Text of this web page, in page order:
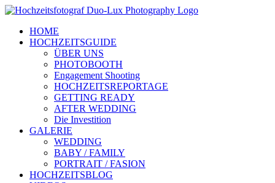
Zum
springenHOME
HOCHZEITSGUIDE
ÜBER UNS
PHOTOBOOTH
Engagement Shooting
HOCHZEITSREPORTAGE
GETTING READY
AFTER WEDDING
Die Investition
GALERIE
WEDDING
BABY / FAMILY
PORTRAIT / FASION
HOCHZEITSBLOG